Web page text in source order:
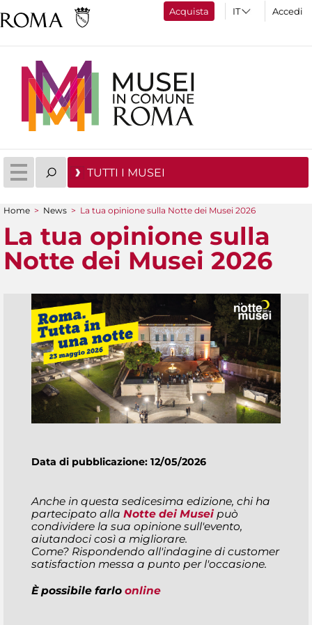
Acquista Accedi
TUTTI I MUSEI
Tu sei qui
Home > News > La tua opinione sulla Notte dei Musei 2026
La tua opinione sulla
Notte dei Musei 2026
Data di pubblicazione: 12/05/2026
Anche in questa sedicesima edizione, chi ha
partecipato alla Notte dei Musei può
condividere la sua opinione sull'evento,
aiutandoci così a migliorare.
Come? Rispondendo all'indagine di customer
satisfaction messa a punto per l'occasione.
È possibile farlo online